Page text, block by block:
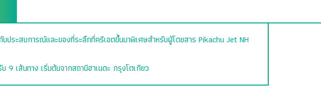
ระสบการณ์และของที่ระลึกที่ครีเอตขึ้นมาพิเศษสำหรับผู้โดยสาร Pikachu Jet NH
เส้นทาง เริ่มต้นจากสถานีฮาเนดะ กรุงโตเกียว